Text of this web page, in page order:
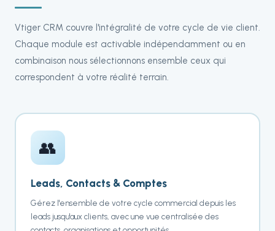
Vtiger CRM couvre l'intégralité de votre cycle de vie client.
Chaque module est activable indépendamment ou en
combinaison nous sélectionnons ensemble ceux qui
correspondent à votre réalité terrain.
👥
Leads, Contacts & Comptes
Gérez l'ensemble de votre cycle commercial depuis les
leads jusqu'aux clients, avec une vue centralisée des